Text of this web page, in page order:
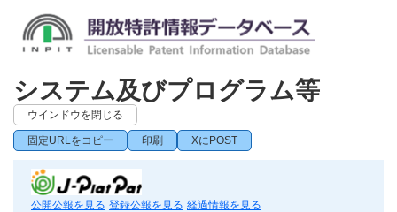
システム及びプログラム等
ウインドウを閉じる
固定URLをコピー 印刷 XにPOST
公開公報を見る 登録公報を見る 経過情報を見る